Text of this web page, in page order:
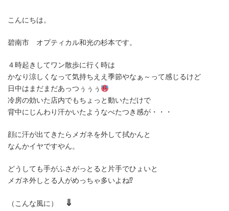
:
こんにちは。
碧南市 オプティカル和光の杉本です。
４時起きしてワン散歩に行く時は
かなり涼しくなって気持ちええ季節やなぁ～って感じるけど
日中はまだまだあっつぅぅぅ
冷房の効いた店内でもちょっと動いただけで
背中にじんわり汗かいたようなべたつき感が・・・
顔に汗が出てきたらメガネを外して拭かんと
なんかイヤですやん。
どうしても手がふさがっとると片手でひょいと
メガネ外しとる人がめっちゃ多いよね⁉
（こんな風に） ⇓